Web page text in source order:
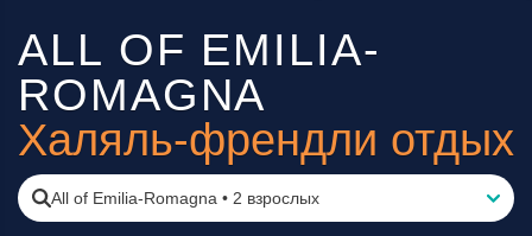
ALL OF EMILIA-
ROMAGNA
Халяль-френдли отдых
All of Emilia-Romagna • 2 взрослых